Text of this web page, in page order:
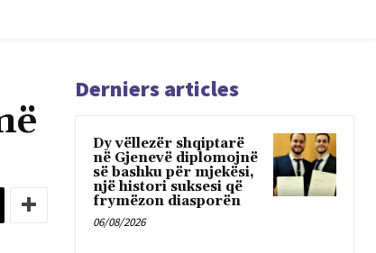
Derniers articles
Dy vëllezër shqiptarë
në Gjenevë diplomojnë
së bashku për mjekësi,
një histori suksesi që
frymëzon diasporën
06/08/2026